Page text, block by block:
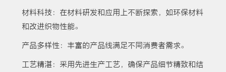
材料科技：在材料研发和应用上不断探索，如环保材料
和改进织物性能。
产品多样性：丰富的产品线满足不同消费者需求。
工艺精湛：采用先进生产工艺，确保产品细节精致和结